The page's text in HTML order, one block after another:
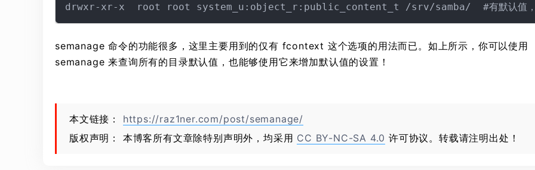
semanage 命令的功能很多，这里主要用到的仅有 fcontext 这个选项的用法而已。如上所示，你可以使用
semanage 来查询所有的目录默认值，也能够使用它来增加默认值的设置！
本文链接： https://raz1ner.com/post/semanage/
版权声明： 本博客所有文章除特别声明外，均采用 CC BY-NC-SA 4.0 许可协议。转载请注明出处！